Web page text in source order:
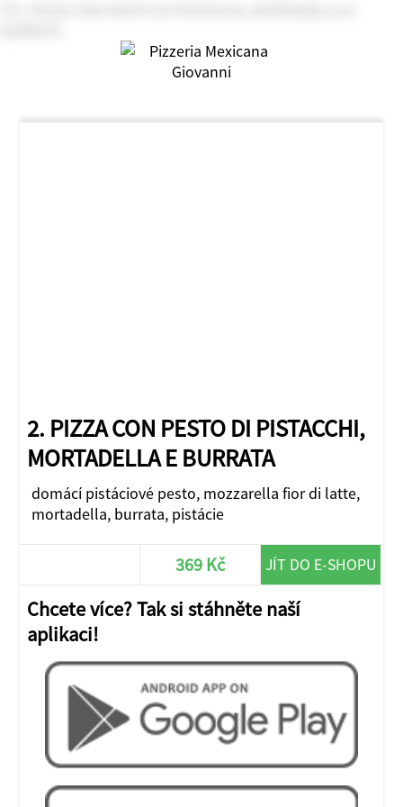
2. PIZZA CON PESTO DI PISTACCHI,
MORTADELLA E BURRATA
domácí pistáciové pesto, mozzarella fior di latte,
mortadella, burrata, pistácie
369 Kč JÍT DO E-SHOPU
Chcete více? Tak si stáhněte naší
aplikaci!